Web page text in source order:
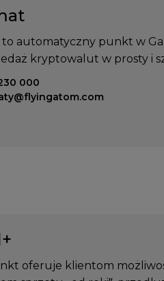
automatyczny punkt w
kryptowalut w prosty i
000
oferuje klientom